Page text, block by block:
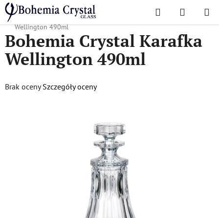
Przejść
do
treści
Szukaj KOSZYK
Home
/ Popularne kolekcje / Wellington
Bohemia Crystal Karafka
Wellington 490ml
Bohemia Crystal Karafka
Wellington 490ml
Średnia
Brak oceny Szczegóły oceny